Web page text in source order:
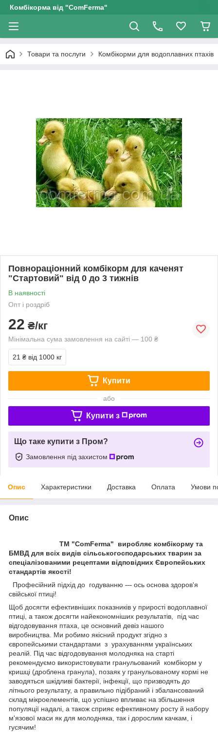
Комбікорма від "ComFerma"
Товари та послуги Комбікорми для водоплавних птахів
Повнораціонний комбікорм для каченят
"Стартовий" від 0 до 3 тижнів
В наявності
Опт і роздріб
22 ₴/кг
Мінімальна сума замовлення на сайті — 100 ₴
21 ₴ від 1000 кг
Купити
або
Купити з
Що таке купити з Пром?
Замовлення під захистом
Опис Характеристики Доставка Оплата Умови
Опис
ТМ "ComFerma"
виробляє комбікорму та
БМВД для всіх видів сільськогосподарських тварин за
спеціалізованими рецептами відповідних Європейських
стандартів якості!
Професійний підхід до годуванню — ось основа здоров'я
свійської птиці!
Щоб досягти ефективніших показників у прирості водоплавної
птиці, а також досягти найекономніших результатів, під час
відгодовування птаха, це основний девіз нашого
виробництва. Ми робимо якісний продукт згідно з
європейськими стандартами з урахуванням українських
реалій. Під час відгодовування молодняка на старті
рекомендуємо використовувати гранульований комбікорм у
кришці (дроблена гранула), позаяк у гранульованому кормі не
заводяться шкідливі бактерії, інфекції, що призводять до
літнього результату, а правильно підібраний і збалансований
склад мікроелементів, що успішно впливає на збільшення
популяції надалі, а також сприяє ефективному росту й набору
м'язової маси як для молодняка, так і дорослим качкам, і
гусячим!